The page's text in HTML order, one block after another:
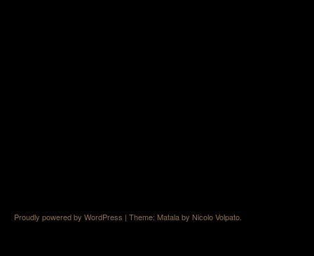
Proudly powered by WordPress | Theme: Matala by Nicolo Volpato.